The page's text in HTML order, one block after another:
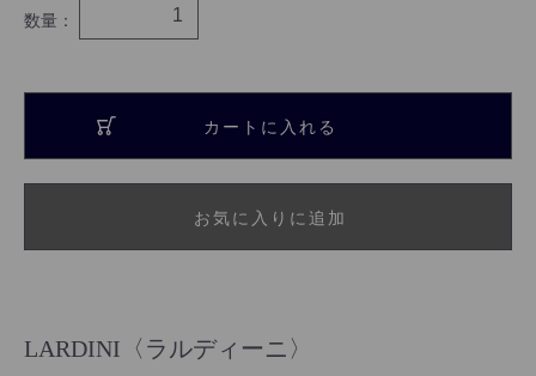
数量：
カートに入れる
お気に入りに追加
LARDINI〈ラルディーニ〉